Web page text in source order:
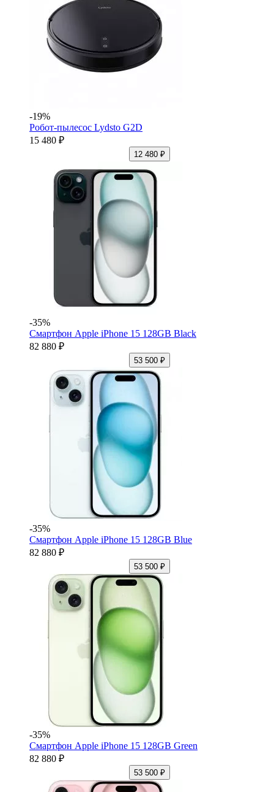
-19%
Робот-пылесос Lydsto G2D
15 480 ₽
12 480 ₽
-35%
Смартфон Apple iPhone 15 128GB Black
82 880 ₽
53 500 ₽
-35%
Смартфон Apple iPhone 15 128GB Blue
82 880 ₽
53 500 ₽
-35%
Смартфон Apple iPhone 15 128GB Green
82 880 ₽
53 500 ₽